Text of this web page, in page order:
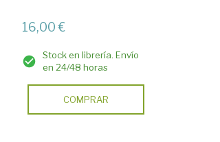
16,00 €
Stock en librería. Envío
en 24/48 horas
COMPRAR